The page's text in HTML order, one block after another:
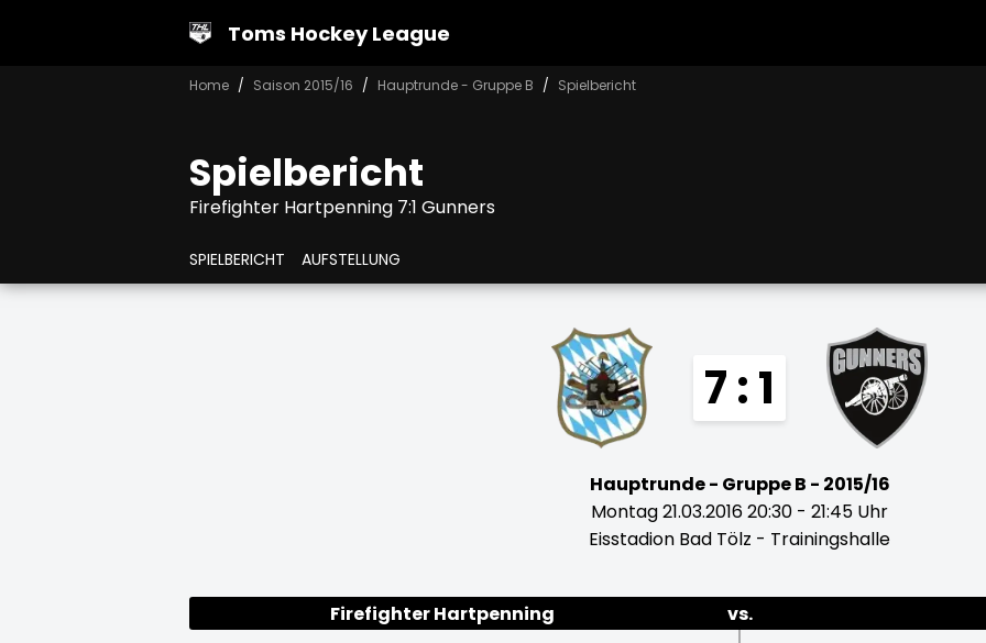
Toms Hockey League
Home Saison 2015/16 Hauptrunde - Gruppe B Spielbericht
Spielbericht
Firefighter Hartpenning 7:1 Gunners
SPIELBERICHT AUFSTELLUNG
7 : 1
Hauptrunde - Gruppe B - 2015/16
Montag 21.03.2016 20:30 - 21:45 Uhr
Eisstadion Bad Tölz - Trainingshalle
Firefighter Hartpenning vs.